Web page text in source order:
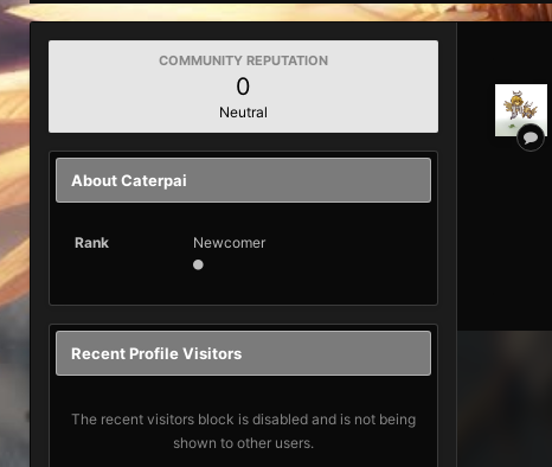
COMMUNITY REPUTATION
0
Neutral
About Caterpai
Rank Newcomer
Recent Profile Visitors
The recent visitors block is disabled and is not being
shown to other users.